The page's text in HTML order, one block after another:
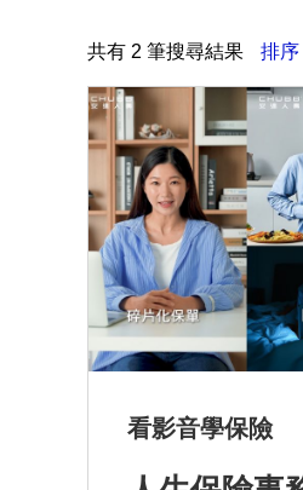
共有 2 筆搜尋結果 排序
看影音學保險